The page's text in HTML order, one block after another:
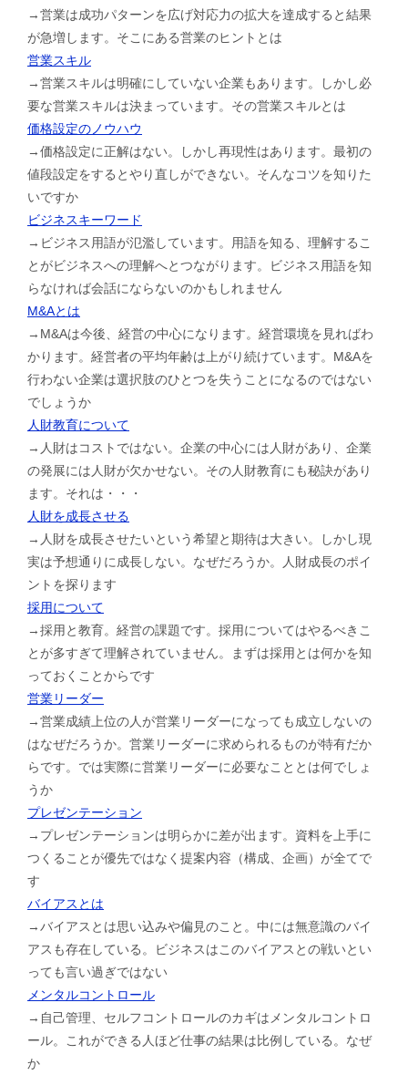
→営業は成功パターンを広げ対応力の拡大を達成すると結果
が急増します。そこにある営業のヒントとは
営業スキル
→営業スキルは明確にしていない企業もあります。しかし必
要な営業スキルは決まっています。その営業スキルとは
価格設定のノウハウ
→価格設定に正解はない。しかし再現性はあります。最初の
値段設定をするとやり直しができない。そんなコツを知りた
いですか
ビジネスキーワード
→ビジネス用語が氾濫しています。用語を知る、理解するこ
とがビジネスへの理解へとつながります。ビジネス用語を知
らなければ会話にならないのかもしれません
M&Aとは
→M&Aは今後、経営の中心になります。経営環境を見ればわ
かります。経営者の平均年齢は上がり続けています。M&Aを
行わない企業は選択肢のひとつを失うことになるのではない
でしょうか
人財教育について
→人財はコストではない。企業の中心には人財があり、企業
の発展には人財が欠かせない。その人財教育にも秘訣があり
ます。それは・・・
人財を成長させる
→人財を成長させたいという希望と期待は大きい。しかし現
実は予想通りに成長しない。なぜだろうか。人財成長のポイ
ントを探ります
採用について
→採用と教育。経営の課題です。採用についてはやるべきこ
とが多すぎて理解されていません。まずは採用とは何かを知
っておくことからです
営業リーダー
→営業成績上位の人が営業リーダーになっても成立しないの
はなぜだろうか。営業リーダーに求められるものが特有だか
らです。では実際に営業リーダーに必要なこととは何でしょ
うか
プレゼンテーション
→プレゼンテーションは明らかに差が出ます。資料を上手に
つくることが優先ではなく提案内容（構成、企画）が全てで
す
バイアスとは
→バイアスとは思い込みや偏見のこと。中には無意識のバイ
アスも存在している。ビジネスはこのバイアスとの戦いとい
っても言い過ぎではない
メンタルコントロール
→自己管理、セルフコントロールのカギはメンタルコントロ
ール。これができる人ほど仕事の結果は比例している。なぜ
か